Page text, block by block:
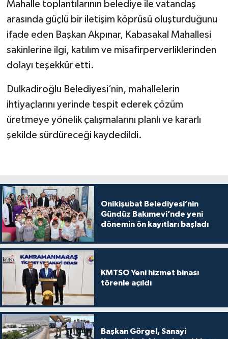
Mahalle toplantılarının belediye ile vatandaş
arasında güçlü bir iletişim köprüsü oluşturduğunu
ifade eden Başkan Akpınar, Kabasakal Mahallesi
sakinlerine ilgi, katılım ve misafirperverliklerinden
dolayı teşekkür etti.
Dulkadiroğlu Belediyesi’nin, mahallelerin
ihtiyaçlarını yerinde tespit ederek çözüm
üretmeye yönelik çalışmalarını planlı ve kararlı
şekilde sürdüreceği kaydedildi.
Onikişubat Belediyesi’nin
Gündüz Bakımevi’nde yeni
dönemin ön kayıtları başladı
KMTSO Yeni hizmet binası
törenle açıldı
Başkan Görgel, Sanayi